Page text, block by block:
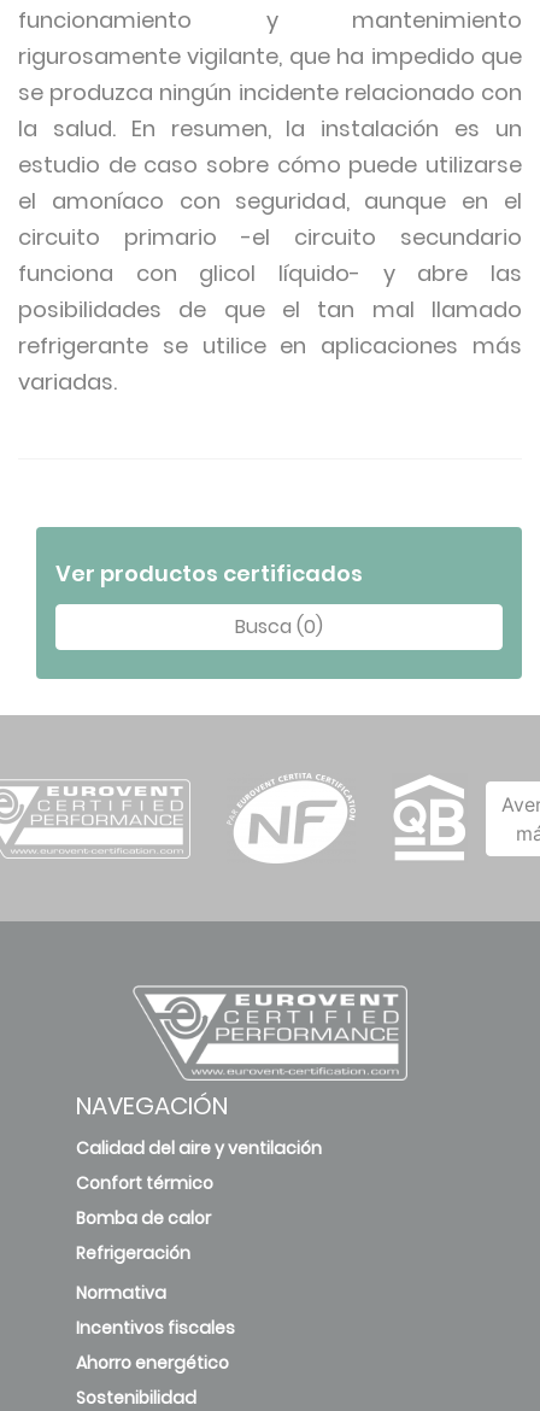
funcionamiento y mantenimiento
rigurosamente vigilante, que ha impedido que
se produzca ningún incidente relacionado con
la salud. En resumen, la instalación es un
estudio de caso sobre cómo puede utilizarse
el amoníaco con seguridad, aunque en el
circuito primario -el circuito secundario
funciona con glicol líquido- y abre las
posibilidades de que el tan mal llamado
refrigerante se utilice en aplicaciones más
variadas.
Ver productos certificados
Busca (0)
NAVEGACIÓN
Calidad del aire y ventilación
Confort térmico
Bomba de calor
Refrigeración
Normativa
Incentivos fiscales
Ahorro energético
Sostenibilidad